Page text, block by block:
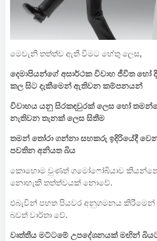
මෙවැනි තත්ත්ව ඇති වීමට හේතු ලෙස,
දෙමාපියන්ගේ අසාර්ථක විවාහ ජීවිත හෝ
කල සිට දැකීමෙන් ඇතිවන කම්පනයන්
විවාහය යනු සිරකඳවුරක් ලෙස හෝ
නැතිවන තැනක් ලෙස සිතීම
තමන් තෝරා ගන්නා සහකරු ඉදිරියේදී
පවතින අනියත බිය
කොහොම වුණත් ගමෝෆෝබියාව
නොහැකි තත්ත්වයක් නොවේ.
එබැවින් පහත පියවර අනුගමනය කිරීමෙන්
බවත් වාර්තා වේ.
වෘත්තීය මට්ටමේ උපදේශනයක් මඟින්